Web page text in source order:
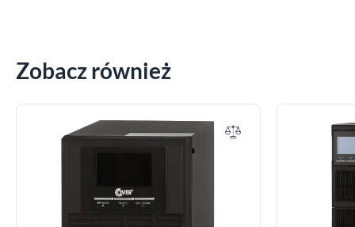
Zobacz również